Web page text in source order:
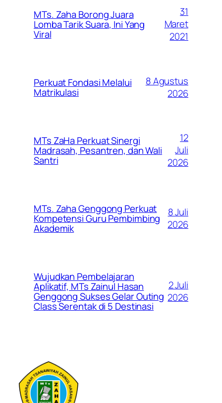
MTs. Zaha Borong Juara
Lomba Tarik Suara, Ini Yang
Viral
31
Maret
2021
Perkuat Fondasi Melalui
Matrikulasi
8 Agustus
2026
MTs ZaHa Perkuat Sinergi
Madrasah, Pesantren, dan Wali
Santri
12
Juli
2026
MTs. Zaha Genggong Perkuat
Kompetensi Guru Pembimbing
Akademik
8 Juli
2026
Wujudkan Pembelajaran
Aplikatif, MTs Zainul Hasan
Genggong Sukses Gelar Outing
Class Serentak di 5 Destinasi
2 Juli
2026